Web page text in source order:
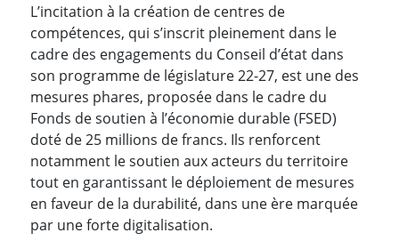
L’incitation à la création de centres de
compétences, qui s’inscrit pleinement dans le
cadre des engagements du Conseil d’état dans
son programme de législature 22-27, est une des
mesures phares, proposée dans le cadre du
Fonds de soutien à l’économie durable (FSED)
doté de 25 millions de francs. Ils renforcent
notamment le soutien aux acteurs du territoire
tout en garantissant le déploiement de mesures
en faveur de la durabilité, dans une ère marquée
par une forte digitalisation.